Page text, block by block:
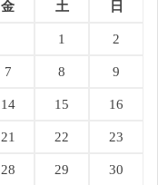
金 土 日
1 2
7 8 9
14 15 16
21 22 23
28 29 30